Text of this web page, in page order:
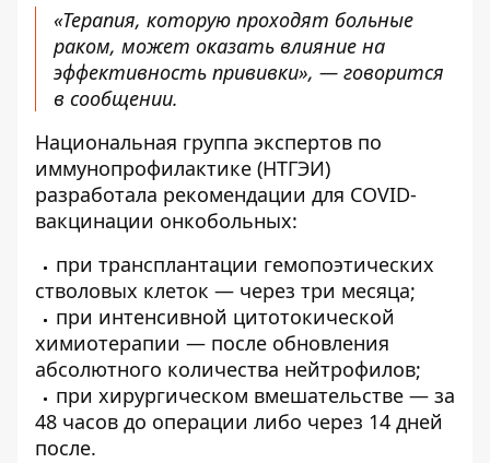
«Терапия, которую проходят больные
раком, может оказать влияние на
эффективность прививки», — говорится
в сообщении.
Национальная группа экспертов по
иммунопрофилактике (НТГЭИ)
разработала рекомендации для COVID-
вакцинации онкобольных:
при трансплантации гемопоэтических
стволовых клеток — через три месяца;
при интенсивной цитотокической
химиотерапии — после обновления
абсолютного количества нейтрофилов;
при хирургическом вмешательстве — за
48 часов до операции либо через 14 дней
после.